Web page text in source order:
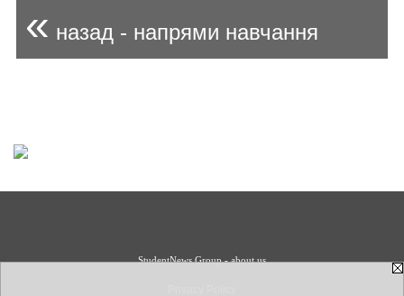
« назад - напрями навчання
StudentNews Group - about us